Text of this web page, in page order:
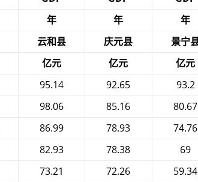
年 年 年
云和县 庆元县 景宁
亿元 亿元 亿元
95.14 92.65 93.2
98.06 85.16 80.67
86.99 78.93 74.76
82.93 78.38 69
73.21 72.26 59.34